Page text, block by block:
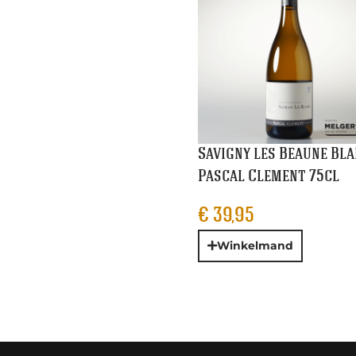
Savigny les Beaune
Pascal Clement 75cl
€ 39,95
Winkelmand